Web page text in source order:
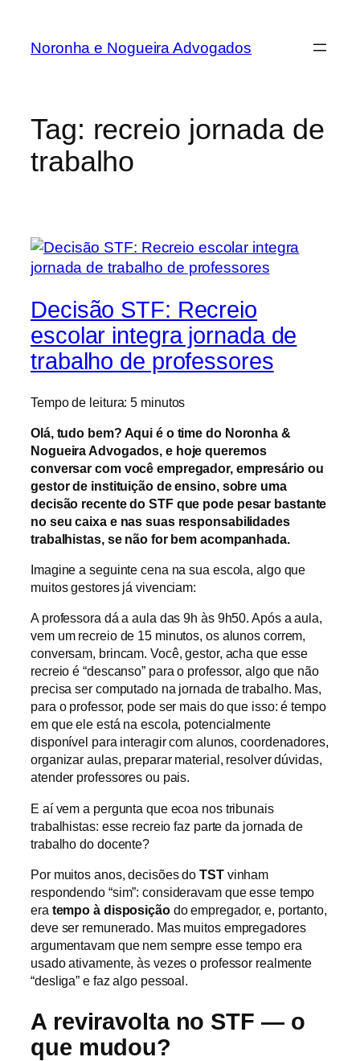
Noronha e Nogueira Advogados
Tag: recreio jornada de
trabalho
Decisão STF: Recreio
escolar integra jornada de
trabalho de professores
Tempo de leitura:5 minutos
Olá, tudo bem? Aqui é o time do Noronha &
Nogueira Advogados, e hoje queremos
conversar com você empregador, empresário ou
gestor de instituição de ensino, sobre uma
decisão recente do STF que pode pesar bastante
no seu caixa e nas suas responsabilidades
trabalhistas, se não for bem acompanhada.
Imagine a seguinte cena na sua escola, algo que
muitos gestores já vivenciam:
A professora dá a aula das 9h às 9h50. Após a aula,
vem um recreio de 15 minutos, os alunos correm,
conversam, brincam. Você, gestor, acha que esse
recreio é “descanso” para o professor, algo que não
precisa ser computado na jornada de trabalho. Mas,
para o professor, pode ser mais do que isso: é tempo
em que ele está na escola, potencialmente
disponível para interagir com alunos, coordenadores,
organizar aulas, preparar material, resolver dúvidas,
atender professores ou pais.
E aí vem a pergunta que ecoa nos tribunais
trabalhistas: esse recreio faz parte da jornada de
trabalho do docente?
Por muitos anos, decisões doTSTvinham
respondendo “sim”: consideravam que esse tempo
era tempo à disposiçãodo empregador, e, portanto,
deve ser remunerado. Mas muitos empregadores
argumentavam que nem sempre esse tempo era
usado ativamente, às vezes o professor realmente
“desliga” e faz algo pessoal.
A reviravolta no STF — o
que mudou?